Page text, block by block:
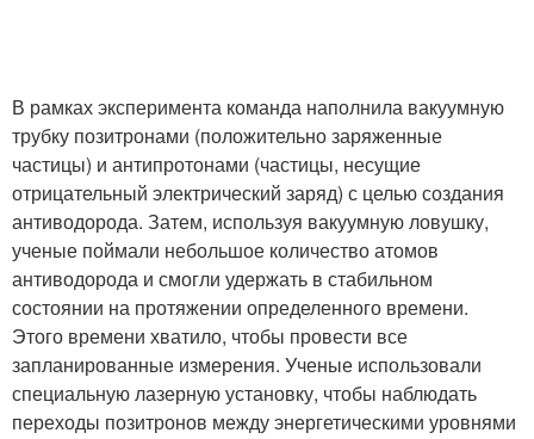
В рамках эксперимента команда наполнила вакуумную
трубку позитронами (положительно заряженные
частицы) и антипротонами (частицы, несущие
отрицательный электрический заряд) с целью создания
антиводорода. Затем, используя вакуумную ловушку,
ученые поймали небольшое количество атомов
антиводорода и смогли удержать в стабильном
состоянии на протяжении определенного времени.
Этого времени хватило, чтобы провести все
запланированные измерения. Ученые использовали
специальную лазерную установку, чтобы наблюдать
переходы позитронов между энергетическими уровнями